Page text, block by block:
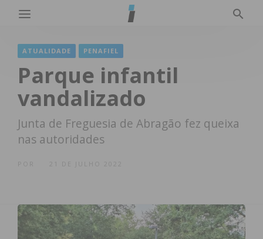
ATUALIDADE PENAFIEL
Parque infantil
vandalizado
Junta de Freguesia de Abragão fez queixa
nas autoridades